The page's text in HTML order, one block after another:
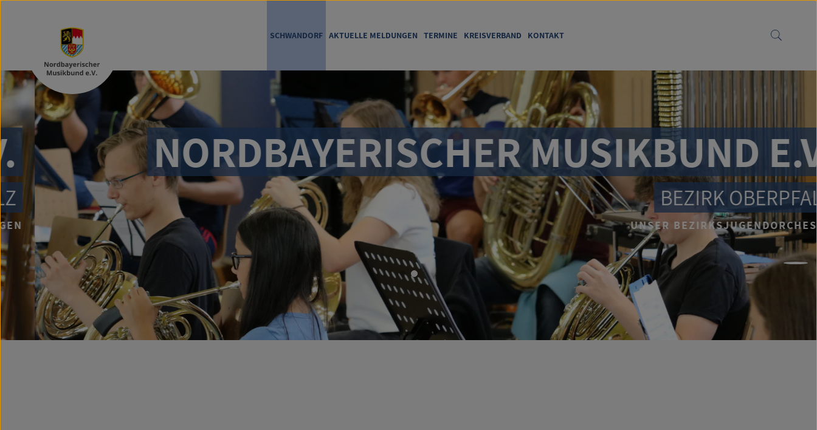
SCHWANDORF AKTUELLE MELDUNGEN TERMINE KREISVERBAND KONTAKT
NORDBAYERISCHER MUSIKBUND E.V.
BEZIRK OBERPFALZ
UNSER BEZIRKSJUGENDORCHESTER